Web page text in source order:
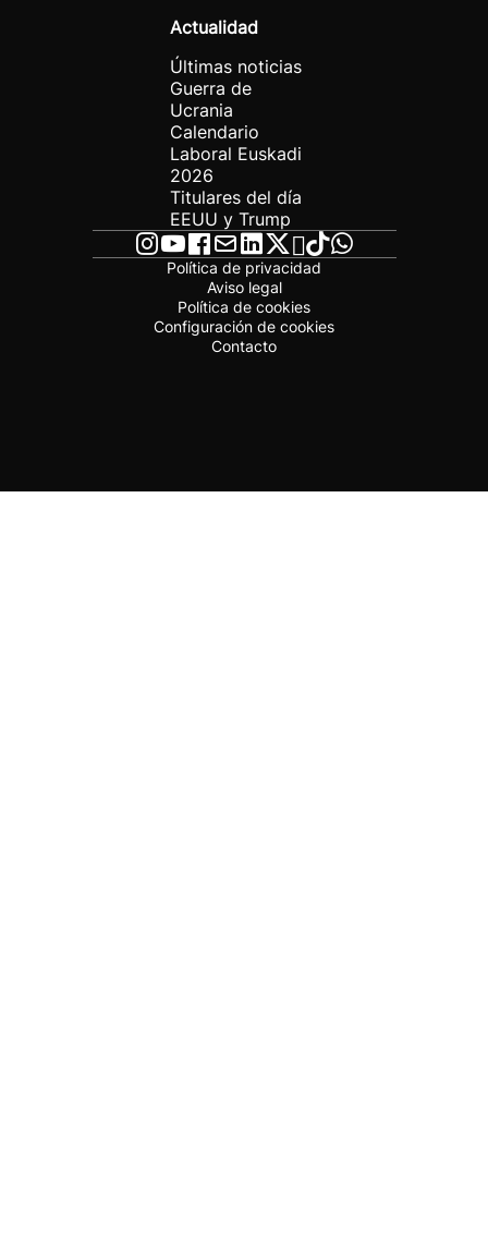
Actualidad
Últimas noticias
Guerra de
Ucrania
Calendario
Laboral Euskadi
2026
Titulares del día
EEUU y Trump
Política de privacidad
Aviso legal
Política de cookies
Configuración de cookies
Contacto